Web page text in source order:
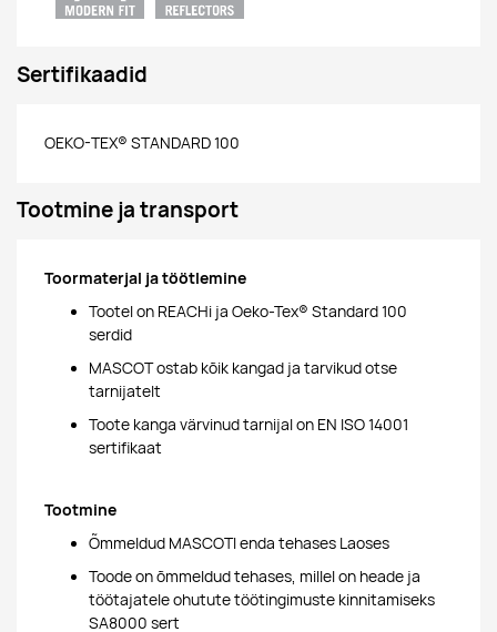
Sertifikaadid
OEKO-TEX® STANDARD 100
Tootmine ja transport
Toormaterjal ja töötlemine
Tootel on REACHi ja Oeko-Tex® Standard 100
serdid
MASCOT ostab kõik kangad ja tarvikud otse
tarnijatelt
Toote kanga värvinud tarnijal on EN ISO 14001
sertifikaat
Tootmine
Õmmeldud MASCOTI enda tehases Laoses
Toode on õmmeldud tehases, millel on heade ja
töötajatele ohutute töötingimuste kinnitamiseks
SA8000 sert